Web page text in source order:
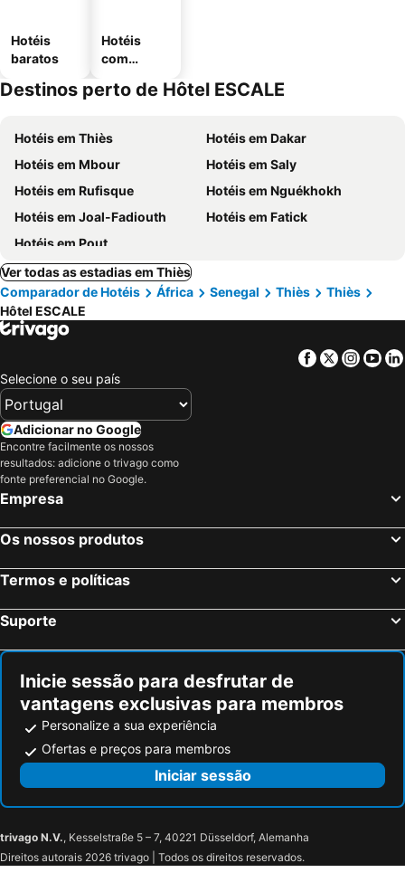
Hotéis
baratos
Hotéis
com
Destinos perto de Hôtel ESCALE
Hotéis em Thiès
Hotéis em Dakar
Hotéis em Mbour
Hotéis em Saly
Hotéis em Rufisque
Hotéis em Nguékhokh
Hotéis em Joal-Fadiouth
Hotéis em Fatick
Hotéis em Pout
Ver todas as estadias em Thiès
Comparador de Hotéis
África Senegal Thiès
Thiès
Hôtel ESCALE
Facebook
Twitter
Selecione o seu país
Adicionar no Google
Encontre facilmente os nossos
resultados: adicione o trivago como
fonte preferencial no Google.
Empresa
Os nossos produtos
Termos e políticas
Suporte
Inicie sessão para desfrutar de
vantagens exclusivas para membros
Personalize a sua experiência
Ofertas e preços para membros
Iniciar sessão
trivago N.V., Kesselstraße 5 – 7, 40221 Düsseldorf, Alemanha
Direitos autorais 2026 trivago | Todos os direitos reservados.